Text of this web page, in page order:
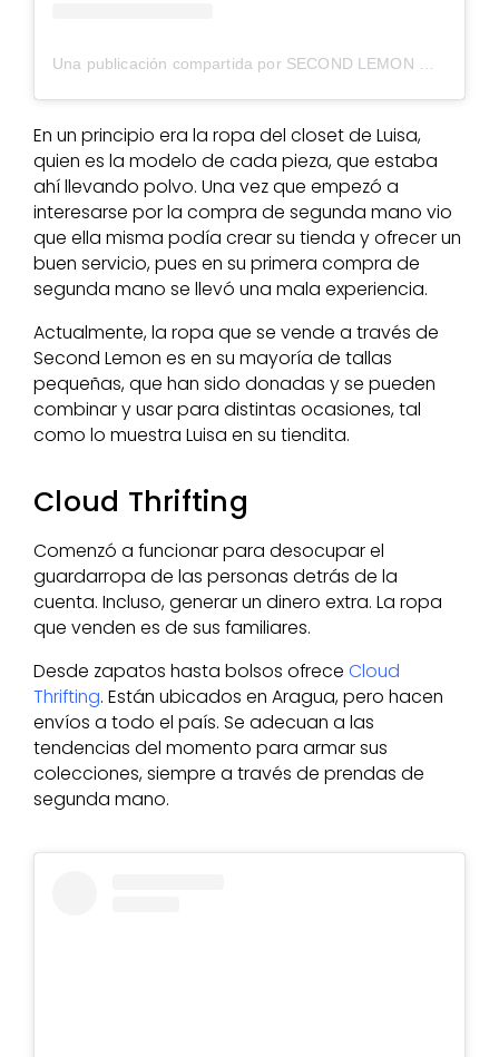
En un principio era la ropa del closet de Luisa,
quien es la modelo de cada pieza, que estaba
ahí llevando polvo. Una vez que empezó a
interesarse por la compra de segunda mano vio
que ella misma podía crear su tienda y ofrecer un
buen servicio, pues en su primera compra de
segunda mano se llevó una mala experiencia.
Actualmente, la ropa que se vende a través de
Second Lemon es en su mayoría de tallas
pequeñas, que han sido donadas y se pueden
combinar y usar para distintas ocasiones, tal
como lo muestra Luisa en su tiendita.
Cloud Thrifting
Comenzó a funcionar para desocupar el
guardarropa de las personas detrás de la
cuenta. Incluso, generar un dinero extra. La ropa
que venden es de sus familiares.
Desde zapatos hasta bolsos ofrece Cloud
Thrifting. Están ubicados en Aragua, pero hacen
envíos a todo el país. Se adecuan a las
tendencias del momento para armar sus
colecciones, siempre a través de prendas de
segunda mano.